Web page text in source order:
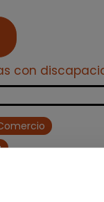
con
y soporte